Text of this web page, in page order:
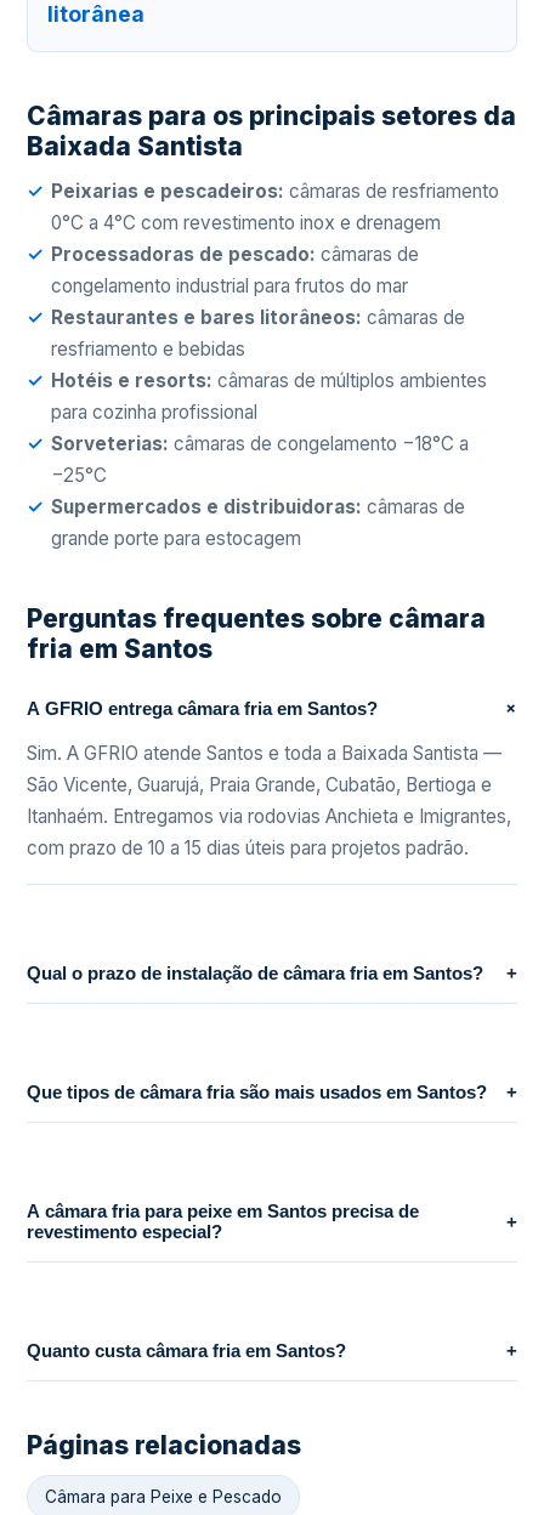
litorânea
Câmaras para os principais setores da
Baixada Santista
Peixarias e pescadeiros: câmaras de resfriamento
0°C a 4°C com revestimento inox e drenagem
Processadoras de pescado: câmaras de
congelamento industrial para frutos do mar
Restaurantes e bares litorâneos: câmaras de
resfriamento e bebidas
Hotéis e resorts: câmaras de múltiplos ambientes
para cozinha profissional
Sorveterias: câmaras de congelamento −18°C a
−25°C
Supermercados e distribuidoras: câmaras de
grande porte para estocagem
Perguntas frequentes sobre câmara
fria em Santos
A GFRIO entrega câmara fria em Santos? +
Sim. A GFRIO atende Santos e toda a Baixada Santista —
São Vicente, Guarujá, Praia Grande, Cubatão, Bertioga e
Itanhaém. Entregamos via rodovias Anchieta e Imigrantes,
com prazo de 10 a 15 dias úteis para projetos padrão.
Qual o prazo de instalação de câmara fria em Santos? +
Que tipos de câmara fria são mais usados em Santos? +
A câmara fria para peixe em Santos precisa de
revestimento especial?
+
Quanto custa câmara fria em Santos? +
Páginas relacionadas
Câmara para Peixe e Pescado